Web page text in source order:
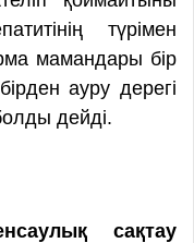
түрімен
мамандары бір
ауру дерегі
дейді.
сақтау